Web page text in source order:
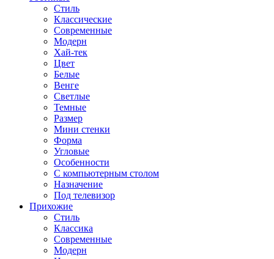
Стиль
Классические
Современные
Модерн
Хай-тек
Цвет
Белые
Венге
Светлые
Темные
Размер
Мини стенки
Форма
Угловые
Особенности
С компьютерным столом
Назначение
Под телевизор
Прихожие
Стиль
Классика
Современные
Модерн